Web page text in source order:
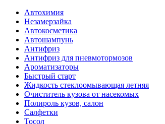
Автохимия
Незамерзайка
Автокосметика
Автошампунь
Антифриз
Антифриз для пневмотормозов
Ароматизаторы
Быстрый старт
Жидкость стеклоомывающая летняя
Очиститель кузова от насекомых
Полироль кузов, салон
Салфетки
Тосол